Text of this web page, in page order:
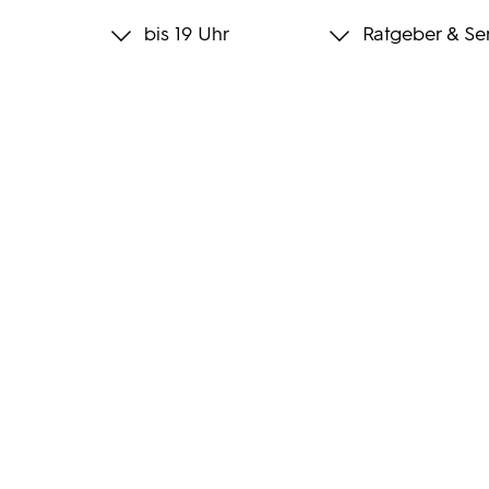
bis 19 Uhr Ratgeber &